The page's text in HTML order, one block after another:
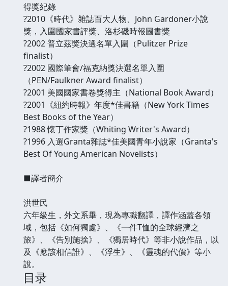
得獎紀錄
?2010《時代》雜誌百大人物、John Gardoner小說
獎，入圍國家書評獎、洛杉磯時報圖書獎
?2002 普立茲獎決選名單入圍（Pulitzer Prize
finalist）
?2002 國際筆會/福克納獎決選名單入圍
（PEN/Faulkner Award finalist）
?2001 美國國家書卷獎得主（National Book Award）
?2001《紐約時報》年度*佳書籍（New York Times
Best Books of the Year）
?1988 懷丁作家獎（Whiting Writer's Award）
?1996 入選Granta雜誌*佳美國青年小說家（Granta's
Best Of Young American Novelists）
■譯者簡介
洪世民
六年級生，外文系畢，現為專職翻譯，譯作涵蓋各領
域，包括《如何獨處》、《一件T恤的全球經濟之
旅》、《告別施捨》、《獨居時代》等非小說作品，以
及《應該相信誰》、《浮生》、《靈魂的代價》等小
說。
目录